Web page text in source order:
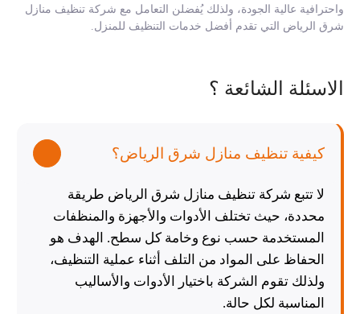
واحترافية عالية الجودة، ولذلك يُفضلن التعامل مع شركة تنظيف منازل
شرق الرياض التي تقدم أفضل خدمات التنظيف للمنزل.
الاسئلة الشائعة ؟
كيفية تنظيف منازل شرق الرياض؟
لا تتبع شركة تنظيف منازل شرق الرياض طريقة
محددة، حيث تختلف الأدوات والأجهزة والمنظفات
المستخدمة حسب نوع وخامة كل سطح. الهدف هو
الحفاظ على المواد من التلف أثناء عملية التنظيف،
ولذلك تقوم الشركة باختيار الأدوات والأساليب
المناسبة لكل حالة.